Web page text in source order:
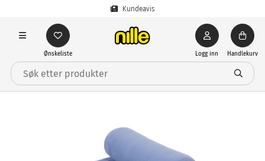
Kundeavis
Ønskeliste Logg inn Handlekurv